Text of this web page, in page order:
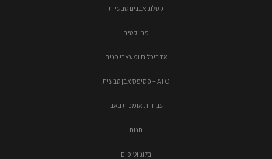
קטלוג אבנים טבעיות
פרויקטים
אדריכלים ומעצבי פנים
ATO – פסיפס אבן טבעית
עבודות אומנות באבן
חנות
בלוג וטיפים